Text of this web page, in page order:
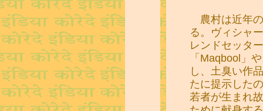
農村は近年
る。ヴィシャ
レンドセッタ
「Maqbool」
し、土臭い作
たに提示した
若者が生まれ